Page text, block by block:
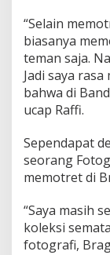
“Selain
biasanya
teman saja.
Jadi saya
bahwa di
ucap Raffi.
Sependapat
seorang
memotret di
“Saya masih
koleksi
fotografi,